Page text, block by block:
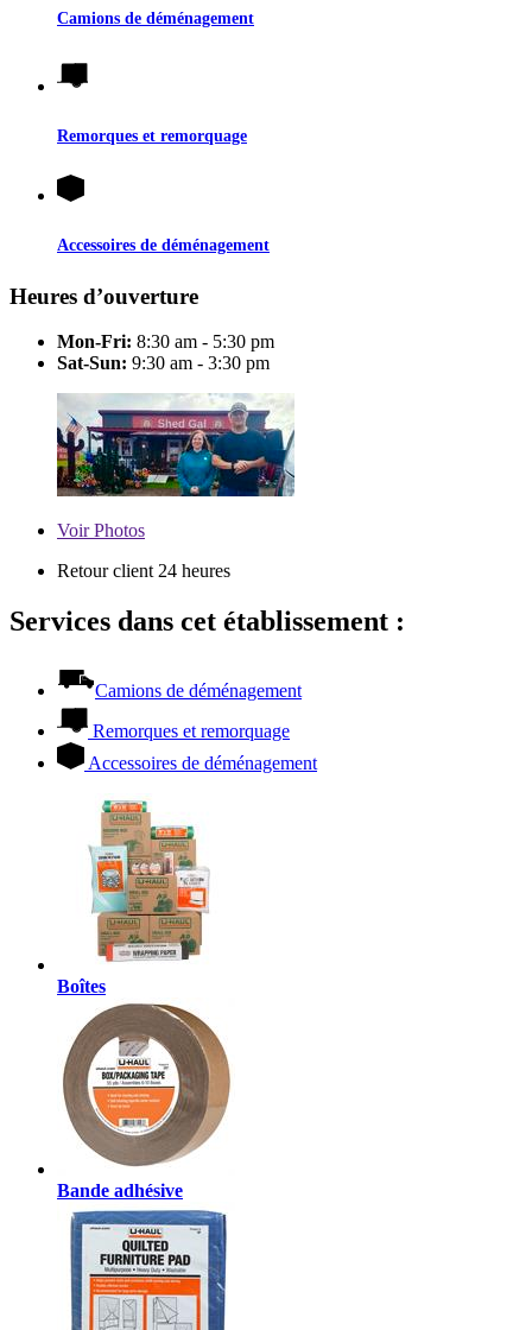
Camions de déménagement
Remorques et remorquage
Accessoires de déménagement
Heures d’ouverture
Mon-Fri: 8:30 am - 5:30 pm
Sat-Sun: 9:30 am - 3:30 pm
VoirPhotos
Retour client 24 heures
Services dans cet établissement :
Camions de déménagement
Remorques et remorquage
Accessoires de déménagement
Boîtes
Bande adhésive